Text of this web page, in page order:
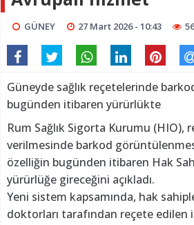
GÜNEY 27 Mart 2026 - 10:43
Güneyde sağlık reçetelerinde
bugünden itibaren yürürlükte
Rum Sağlık Sigorta Kurumu (HIO),
verilmesinde barkod
özelliğin bugünden itibaren Hak
yürürlüğe gireceğini açıkladı.
Yeni sistem kapsamında, hak
doktorları tarafından reçete edilen